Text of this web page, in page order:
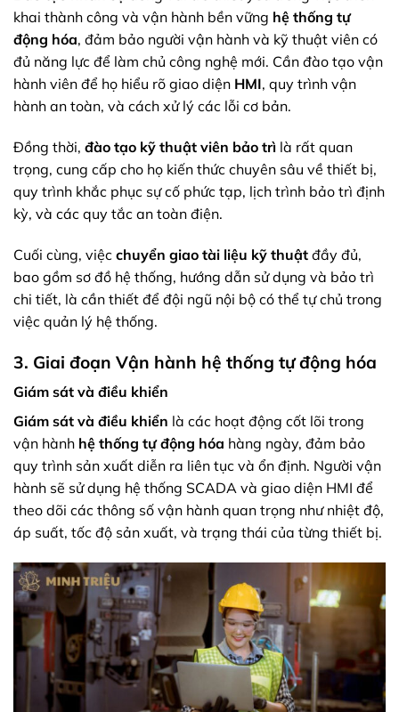
khai thành công và vận hành bền vững hệ thống tự
động hóa, đảm bảo người vận hành và kỹ thuật viên có
đủ năng lực để làm chủ công nghệ mới. Cần đào tạo vận
hành viên để họ hiểu rõ giao diện HMI, quy trình vận
hành an toàn, và cách xử lý các lỗi cơ bản.
Đồng thời, đào tạo kỹ thuật viên bảo trì là rất quan
trọng, cung cấp cho họ kiến thức chuyên sâu về thiết bị,
quy trình khắc phục sự cố phức tạp, lịch trình bảo trì định
kỳ, và các quy tắc an toàn điện.
Cuối cùng, việc chuyển giao tài liệu kỹ thuật đầy đủ,
bao gồm sơ đồ hệ thống, hướng dẫn sử dụng và bảo trì
chi tiết, là cần thiết để đội ngũ nội bộ có thể tự chủ trong
việc quản lý hệ thống.
3. Giai đoạn Vận hành hệ thống tự động hóa
Giám sát và điều khiển
Giám sát và điều khiển là các hoạt động cốt lõi trong
vận hành hệ thống tự động hóa hàng ngày, đảm bảo
quy trình sản xuất diễn ra liên tục và ổn định. Người vận
hành sẽ sử dụng hệ thống SCADA và giao diện HMI để
theo dõi các thông số vận hành quan trọng như nhiệt độ,
áp suất, tốc độ sản xuất, và trạng thái của từng thiết bị.